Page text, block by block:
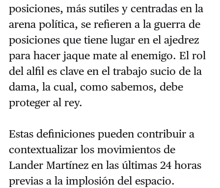
posiciones, más sutiles y centradas en la
arena política, se refieren a la guerra de
posiciones que tiene lugar en el ajedrez
para hacer jaque mate al enemigo. El rol
del alfil es clave en el trabajo sucio de la
dama, la cual, como sabemos, debe
proteger al rey.
Estas definiciones pueden contribuir a
contextualizar los movimientos de
Lander Martínez en las últimas 24 horas
previas a la implosión del espacio.